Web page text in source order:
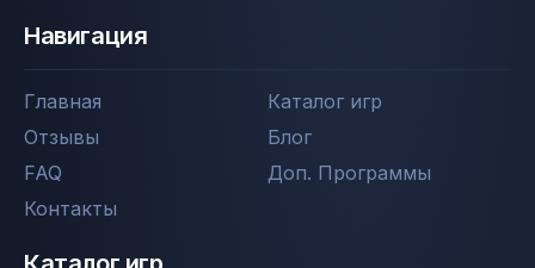
Навигация
Главная
Каталог игр
Отзывы
Блог
FAQ
Доп. Программы
Контакты